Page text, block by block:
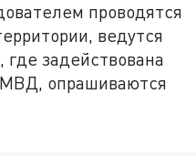
проводятся
ведутся
задействована
МВД, опрашиваются